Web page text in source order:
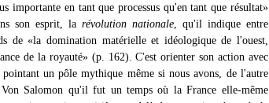
importante en tant que processus qu'en tant que résultat»
son esprit, larévolution nationale , qu'il indique entre
de «la domination matérielle et idéologique de l'ouest,
de la royauté» (p. 162). C'est orienter son action avec
un pôle mythique même si nous avons, de l'autre
Salomon qu'il fut un temps où la France elle-même